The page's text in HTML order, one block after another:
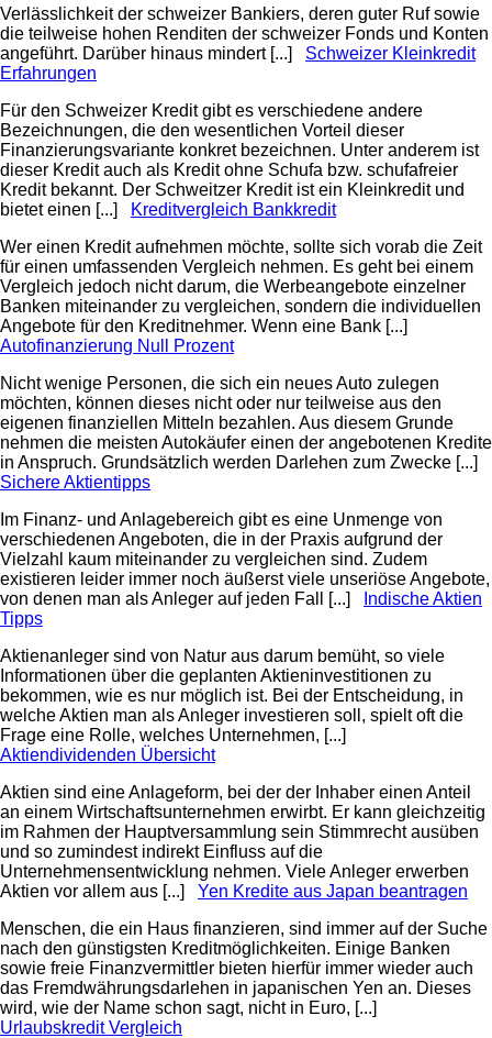
Verlässlichkeit der schweizer Bankiers, deren guter Ruf sowie
die teilweise hohen Renditen der schweizer Fonds und Konten
angeführt. Darüber hinaus mindert [...] Schweizer Kleinkredit
Erfahrungen
Für den Schweizer Kredit gibt es verschiedene andere
Bezeichnungen, die den wesentlichen Vorteil dieser
Finanzierungsvariante konkret bezeichnen. Unter anderem ist
dieser Kredit auch als Kredit ohne Schufa bzw. schufafreier
Kredit bekannt. Der Schweitzer Kredit ist ein Kleinkredit und
bietet einen [...]
Kreditvergleich Bankkredit
Wer einen Kredit aufnehmen möchte, sollte sich vorab die Zeit
für einen umfassenden Vergleich nehmen. Es geht bei einem
Vergleich jedoch nicht darum, die Werbeangebote einzelner
Banken miteinander zu vergleichen, sondern die individuellen
Angebote für den Kreditnehmer. Wenn eine Bank [...]
Autofinanzierung Null Prozent
Nicht wenige Personen, die sich ein neues Auto zulegen
möchten, können dieses nicht oder nur teilweise aus den
eigenen finanziellen Mitteln bezahlen. Aus diesem Grunde
nehmen die meisten Autokäufer einen der angebotenen Kredite
in Anspruch. Grundsätzlich werden Darlehen zum Zwecke [...]
Sichere Aktientipps
Im Finanz- und Anlagebereich gibt es eine Unmenge von
verschiedenen Angeboten, die in der Praxis aufgrund der
Vielzahl kaum miteinander zu vergleichen sind. Zudem
existieren leider immer noch äußerst viele unseriöse Angebote,
von denen man als Anleger auf jeden Fall [...]
Indische Aktien
Tipps
Aktienanleger sind von Natur aus darum bemüht, so viele
Informationen über die geplanten Aktieninvestitionen zu
bekommen, wie es nur möglich ist. Bei der Entscheidung, in
welche Aktien man als Anleger investieren soll, spielt oft die
Frage eine Rolle, welches Unternehmen, [...]
Aktiendividenden Übersicht
Aktien sind eine Anlageform, bei der der Inhaber einen Anteil
an einem Wirtschaftsunternehmen erwirbt. Er kann gleichzeitig
im Rahmen der Hauptversammlung sein Stimmrecht ausüben
und so zumindest indirekt Einfluss auf die
Unternehmensentwicklung nehmen. Viele Anleger erwerben
Aktien vor allem aus [...] Yen Kredite aus Japan beantragen
Menschen, die ein Haus finanzieren, sind immer auf der Suche
nach den günstigsten Kreditmöglichkeiten. Einige Banken
sowie freie Finanzvermittler bieten hierfür immer wieder auch
das Fremdwährungsdarlehen in japanischen Yen an. Dieses
wird, wie der Name schon sagt, nicht in Euro, [...]
Urlaubskredit Vergleich